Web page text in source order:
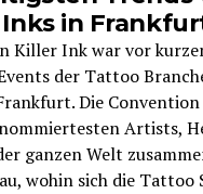
Inks in
Killer Ink war vor
der Tattoo
Die
Artists,
ganzen Welt
wohin sich die Tattoo